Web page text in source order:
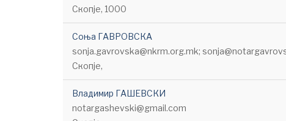
Скопје, 1000
Соња ГАВРОВСКА
sonja.gavrovska@nkrm.org.mk;
Скопје,
Владимир ГАШЕВСКИ
notargashevski@gmail.com